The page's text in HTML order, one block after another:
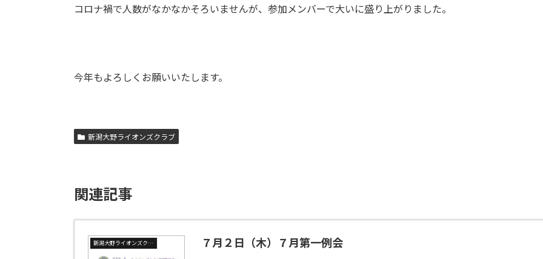
コロナ禍で人数がなかなかそろいませんが、参加メンバーで大いに盛り上がりました。
今年もよろしくお願いいたします。
新潟大野ライオンズクラブ
関連記事
新潟大野ライオンズクラブ ７月２日（木）７月第一例会